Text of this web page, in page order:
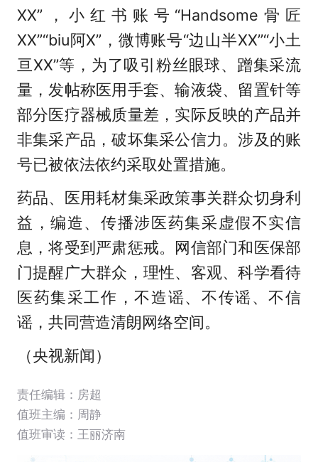
XX”，小红书账号“Handsome骨匠
XX”“biu阿X”，微博账号“边山半XX”“小土
亘XX”等，为了吸引粉丝眼球、蹭集采流
量，发帖称医用手套、输液袋、留置针等
部分医疗器械质量差，实际反映的产品并
非集采产品，破坏集采公信力。涉及的账
号已被依法依约采取处置措施。
药品、医用耗材集采政策事关群众切身利
益，编造、传播涉医药集采虚假不实信
息，将受到严肃惩戒。网信部门和医保部
门提醒广大群众，理性、客观、科学看待
医药集采工作，不造谣、不传谣、不信
谣，共同营造清朗网络空间。
（央视新闻）
责任编辑：房超
值班主编： 周静
值班审读：王丽济南